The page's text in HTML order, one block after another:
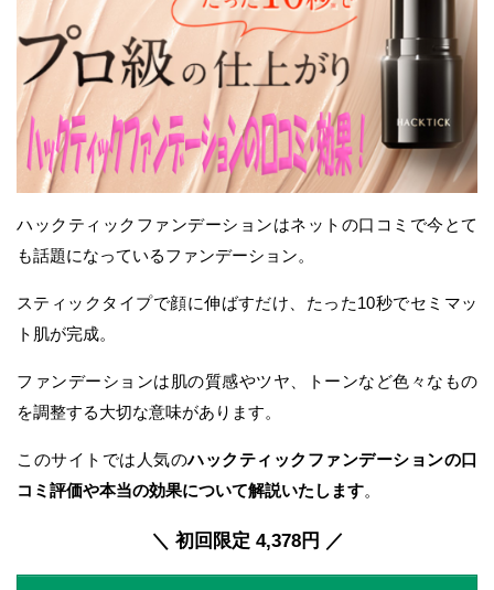
ハックティックファンデーションはネットの口コミで今とて
も話題になっているファンデーション。
スティックタイプで顔に伸ばすだけ、たった10秒でセミマッ
ト肌が完成。
ファンデーションは肌の質感やツヤ、トーンなど色々なもの
を調整する大切な意味があります。
このサイトでは人気のハックティックファンデーションの口
コミ評価や本当の効果について解説いたします。
＼ 初回限定 4,378円 ／